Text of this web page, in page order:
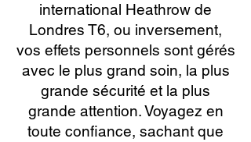
international Heathrow de
Londres T6, ou inversement,
vos effets personnels sont gérés
avec le plus grand soin, la plus
grande sécurité et la plus
grande attention. Voyagez en
toute confiance, sachant que